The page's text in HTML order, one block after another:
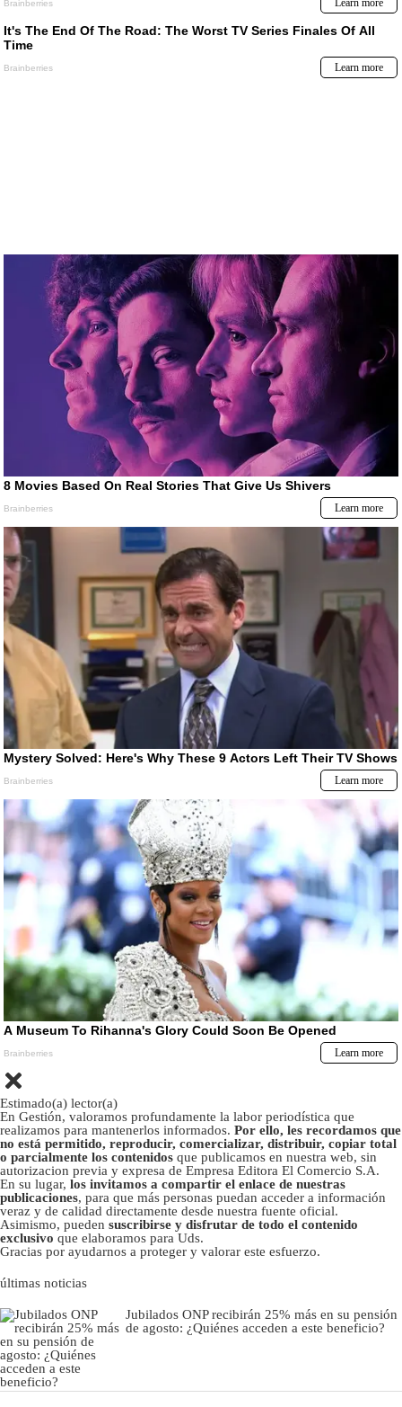
Estimado(a) lector(a)
En Gestión, valoramos profundamente la labor periodística que
realizamos para mantenerlos informados. Por ello, les recordamos que
no está permitido, reproducir, comercializar, distribuir, copiar total
o parcialmente los contenidos que publicamos en nuestra web, sin
autorizacion previa y expresa de Empresa Editora El Comercio S.A.
En su lugar, los invitamos a compartir el enlace de nuestras
publicaciones, para que más personas puedan acceder a información
veraz y de calidad directamente desde nuestra fuente oficial.
Asimismo, pueden suscribirse y disfrutar de todo el contenido
exclusivo que elaboramos para Uds.
Gracias por ayudarnos a proteger y valorar este esfuerzo.
últimas noticias
Jubilados ONP recibirán 25% más en su pensión
de agosto: ¿Quiénes acceden a este beneficio?